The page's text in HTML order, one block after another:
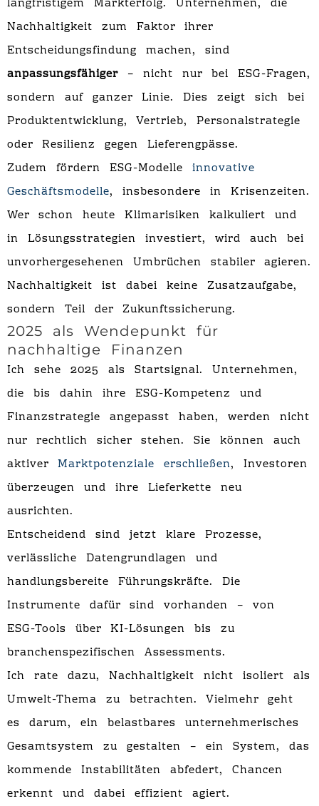
langfristigem Markterfolg. Unternehmen, die
Nachhaltigkeit zum Faktor ihrer
Entscheidungsfindung machen, sind
anpassungsfähiger – nicht nur bei ESG-Fragen,
sondern auf ganzer Linie. Dies zeigt sich bei
Produktentwicklung, Vertrieb, Personalstrategie
oder Resilienz gegen Lieferengpässe.
Zudem fördern ESG-Modelle innovative
Geschäftsmodelle, insbesondere in Krisenzeiten.
Wer schon heute Klimarisiken kalkuliert und
in Lösungsstrategien investiert, wird auch bei
unvorhergesehenen Umbrüchen stabiler agieren.
Nachhaltigkeit ist dabei keine Zusatzaufgabe,
sondern Teil der Zukunftssicherung.
2025 als Wendepunkt für
nachhaltige Finanzen
Ich sehe 2025 als Startsignal. Unternehmen,
die bis dahin ihre ESG-Kompetenz und
Finanzstrategie angepasst haben, werden nicht
nur rechtlich sicher stehen. Sie können auch
aktiver Marktpotenziale erschließen, Investoren
überzeugen und ihre Lieferkette neu
ausrichten.
Entscheidend sind jetzt klare Prozesse,
verlässliche Datengrundlagen und
handlungsbereite Führungskräfte. Die
Instrumente dafür sind vorhanden – von
ESG-Tools über KI-Lösungen bis zu
branchenspezifischen Assessments.
Ich rate dazu, Nachhaltigkeit nicht isoliert als
Umwelt-Thema zu betrachten. Vielmehr geht
es darum, ein belastbares unternehmerisches
Gesamtsystem zu gestalten – ein System, das
kommende Instabilitäten abfedert, Chancen
erkennt und dabei effizient agiert.